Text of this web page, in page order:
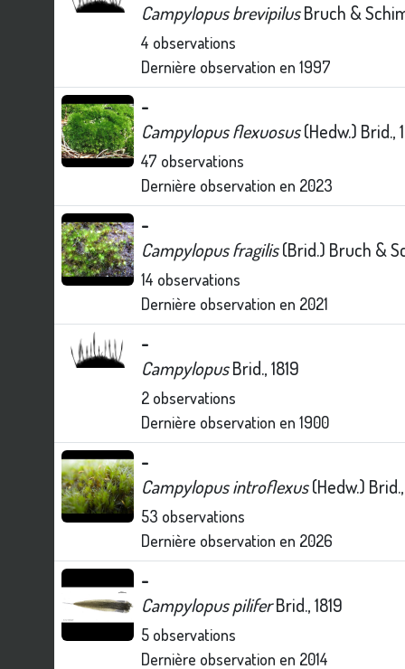
Campylopus brevipilusBruch &
4 observations
Dernière observation en 1997
-
Campylopus flexuosus(Hedw.) Brid.,
47 observations
Dernière observation en 2023
-
Campylopus fragilis(Brid.) Bruch &
14 observations
Dernière observation en 2021
-
CampylopusBrid., 1819
2 observations
Dernière observation en 1900
-
Campylopus introflexus(Hedw.) Brid.,
53 observations
Dernière observation en 2026
-
Campylopus piliferBrid., 1819
5 observations
Dernière observation en 2014